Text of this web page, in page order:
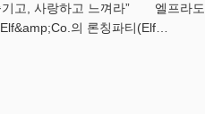
고, 사랑하고 느껴라” 엘프라도
의 론칭파티(Elf…